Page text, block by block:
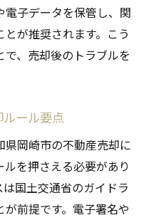
子データを保管し、関
が推奨されます。こう
、売却後のトラブルを
ール要点
岡崎市の不動産売却に
を押さえる必要があり
国土交通省のガイドラ
前提です。電子署名や